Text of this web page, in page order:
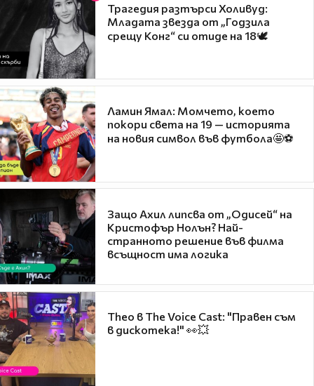
Трагедия разтърси Холивуд:
Младата звезда от „Годзила
срещу Конг“ си отиде на 18🕊️
Ламин Ямал: Момчето, което
покори света на 19 — историята
на новия символ във футбола🤩⚽
Защо Ахил липсва от „Одисей“ на
Кристофър Нолън? Най-
странното решение във филма
всъщност има логика
Theo в The Voice Cast: "Правен съм
в дискотека!" 👀💥